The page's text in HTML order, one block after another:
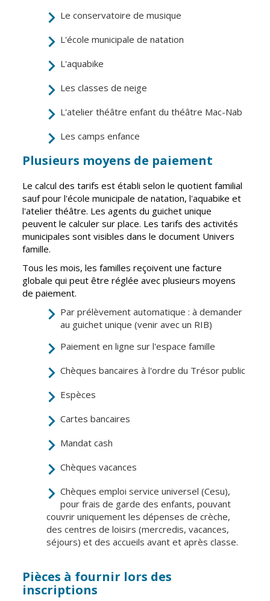
municipale
Santé et
solidarité
CCAS
d'administration
Accueil de jour
L'EHPAD
Autonomie
seniors
Santé
Centre de
santé
Contrat local
de santé
Établissements
de soins
Pharmacies de
garde
Culture
Rollinat
Nab / La
Décale
Estivales
Conservatoire
plastiques
Musée
Not'île
Découvrir
Vierzon
sportifs
Associations
Annuaire des
associations
Démarches
des
Le conservatoire de musique
L'école municipale de natation
L'aquabike
Les classes de neige
L'atelier théâtre enfant du théâtre Mac-Nab
Les camps enfance
Plusieurs moyens de paiement
Le calcul des tarifs est établi selon le quotient familial
sauf pour l'école municipale de natation, l'aquabike et
l'atelier théâtre. Les agents du guichet unique
peuvent le calculer sur place. Les tarifs des activités
municipales sont visibles dans le document Univers
famille.
Tous les mois, les familles reçoivent une facture
globale qui peut être réglée avec plusieurs moyens
de paiement.
Par prélèvement automatique : à demander
au guichet unique (venir avec un RIB)
Paiement en ligne sur l'espace famille
Chèques bancaires à l'ordre du Trésor public
Espèces
Cartes bancaires
Mandat cash
Chèques vacances
Chèques emploi service universel (Cesu),
pour frais de garde des enfants, pouvant
couvrir uniquement les dépenses de crèche,
des centres de loisirs (mercredis, vacances,
séjours) et des accueils avant et après classe.
Pièces à fournir lors des
inscriptions